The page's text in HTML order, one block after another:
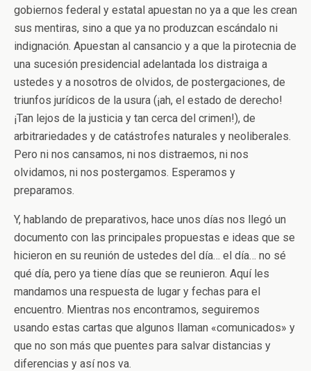
gobiernos federal y estatal apuestan no ya a que les crean
sus mentiras, sino a que ya no produzcan escándalo ni
indignación. Apuestan al cansancio y a que la pirotecnia de
una sucesión presidencial adelantada los distraiga a
ustedes y a nosotros de olvidos, de postergaciones, de
triunfos jurídicos de la usura (¡ah, el estado de derecho!
¡Tan lejos de la justicia y tan cerca del crimen!), de
arbitrariedades y de catástrofes naturales y neoliberales.
Pero ni nos cansamos, ni nos distraemos, ni nos
olvidamos, ni nos postergamos. Esperamos y
preparamos.
Y, hablando de preparativos, hace unos días nos llegó un
documento con las principales propuestas e ideas que se
hicieron en su reunión de ustedes del día… el día… no sé
qué día, pero ya tiene días que se reunieron. Aquí les
mandamos una respuesta de lugar y fechas para el
encuentro. Mientras nos encontramos, seguiremos
usando estas cartas que algunos llaman «comunicados» y
que no son más que puentes para salvar distancias y
diferencias y así nos va.